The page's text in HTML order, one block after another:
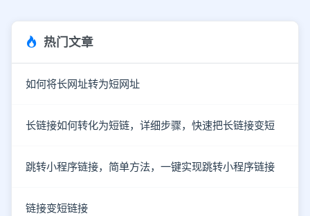
热门文章
如何将长网址转为短网址
长链接如何转化为短链，详细步骤，快速把长链接变短
跳转小程序链接，简单方法，一键实现跳转小程序链接
链接变短链接